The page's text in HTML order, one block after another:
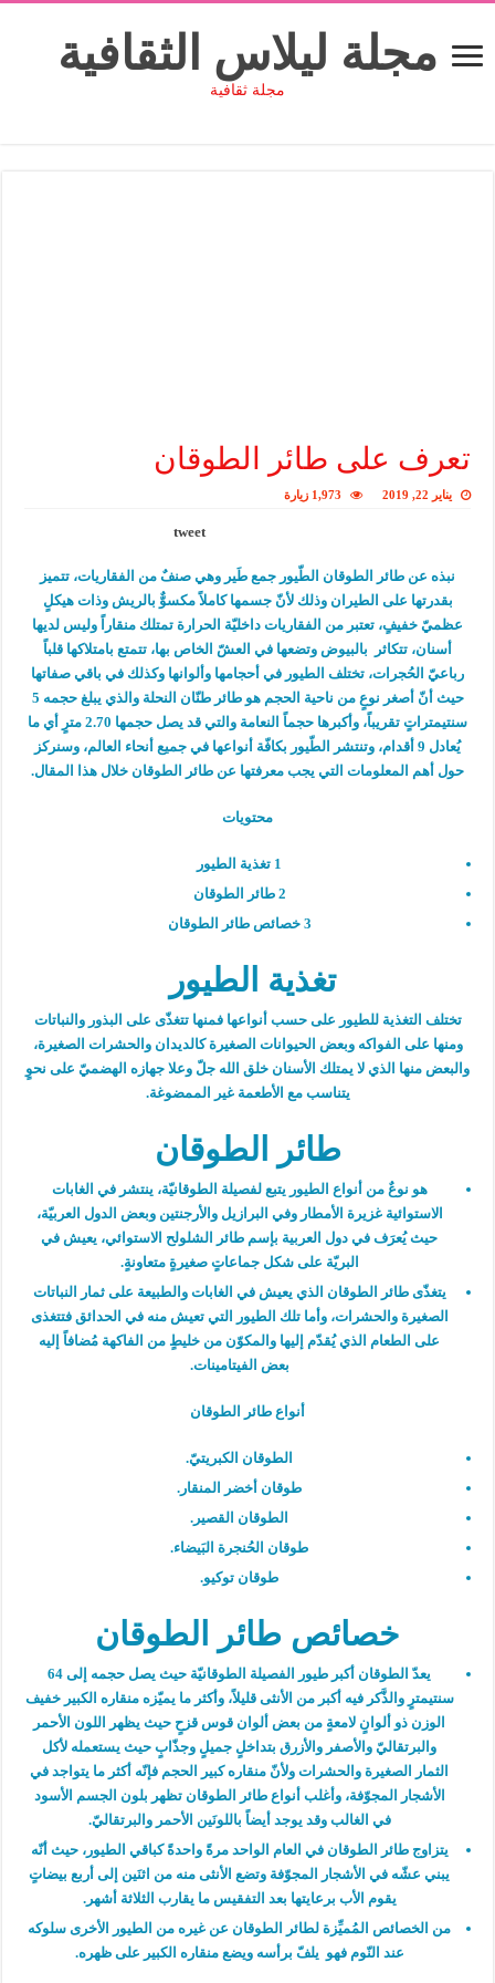
مجلة ليلاس الثقافية
مجلة ثقافية
تعرف على طائر الطوقان
يناير 22, 2019 1,973 زيارة
tweet
نبذه عن طائر الطوقان الطّيور جمع طَير وهي صنفٌ من الفقاريات، تتميز
بقدرتها على الطيران وذلك لأنّ جسمها كاملاً مكسوٌّ بالريش وذات هيكلٍ
عظميّ خفيفٍ، تعتبر من الفقاريات داخليّة الحرارة تمتلك منقاراً وليس لديها
أسنان، تتكاثر بالبيوض وتضعها في العشّ الخاص بها، تتمتع بامتلاكها قلباً
رباعيّ الحُجرات، تختلف الطيور في أحجامها وألوانها وكذلك في باقي صفاتها
حيث أنّ أصغر نوعٍ من ناحية الحجم هو طائر طنّان النحلة والذي يبلغ حجمه 5
سنتيمتراتٍ تقريباً، وأكبرها حجماً النعامة والتي قد يصل حجمها 2.70 مترٍ أي ما
يُعادل 9 أقدام، وتنتشر الطّيور بكافّة أنواعها في جميع أنحاء العالم، وسنركز
حول أهم المعلومات التي يجب معرفتها عن طائر الطوقان خلال هذا المقال.
محتويات
1 تغذية الطيور
2 طائر الطوقان
3 خصائص طائر الطوقان
تغذية الطيور
تختلف التغذية للطيور على حسب أنواعها فمنها تتغذّى على البذور والنباتات
ومنها على الفواكه وبعض الحيوانات الصغيرة كالديدان والحشرات الصغيرة،
والبعض منها الذي لا يمتلك الأسنان خلق الله جلّ وعلا جهازه الهضميّ على نحوٍ
يتناسب مع الأطعمة غير الممضوغة.
طائر الطوقان
هو نوعٌ من أنواع الطيور يتبع لفصيلة الطوقانيّة، ينتشر في الغابات
الاستوائية غزيرة الأمطار وفي البرازيل والأرجنتين وبعض الدول العربيّة،
حيث يُعرَف في دول العربية بإسم طائر الشلولح الاستوائي، يعيش في
البريّة على شكل جماعاتٍ صغيرةٍ متعاونةٍ.
يتغذّى طائر الطوقان الذي يعيش في الغابات والطبيعة على ثمار النباتات
الصغيرة والحشرات، وأما تلك الطيور التي تعيش منه في الحدائق فتتغذى
على الطعام الذي يُقدّم إليها والمكوّن من خليطٍ من الفاكهة مُضافاً إليه
بعض الفيتامينات.
أنواع طائر الطوقان
الطوقان الكبريتيّ.
طوقان أخضر المنقار.
الطوقان القصير.
طوقان الحُنجرة البَيضاء.
طوقان توكيو.
خصائص طائر الطوقان
يعدّ الطوقان أكبر طيور الفصيلة الطوقانيّة حيث يصل حجمه إلى 64
سنتيمترٍ والذَّكر فيه أكبر من الأنثى قليلاً، وأكثر ما يميّزه منقاره الكبير خفيف
الوزن ذو ألوانٍ لامعةٍ من بعض ألوان قوس قزحٍ حيث يظهر اللون الأحمر
والبرتقاليّ والأصفر والأزرق بتداخلٍ جميلٍ وجذّابٍ حيث يستعمله لأكل
الثمار الصغيرة والحشرات ولأنّ منقاره كبير الحجم فإنّه أكثر ما يتواجد في
الأشجار المجوّفة، وأغلب أنواع طائر الطوقان تظهر بلون الجسم الأسود
في الغالب وقد يوجد أيضاً باللونَين الأحمر والبرتقاليّ.
يتزاوج طائر الطوقان في العام الواحد مرةً واحدةً كباقي الطيور، حيث أنّه
يبني عشّه في الأشجار المجوّفة وتضع الأنثى منه من اثنَين إلى أربع بيضاتٍ
يقوم الأب برعايتها بعد التفقيس ما يقارب الثلاثة أشهر.
من الخصائص المُميِّزة لطائر الطوقان عن غيره من الطيور الأخرى سلوكه
عند النّوم فهو يلفّ برأسه ويضع منقاره الكبير على ظهره.